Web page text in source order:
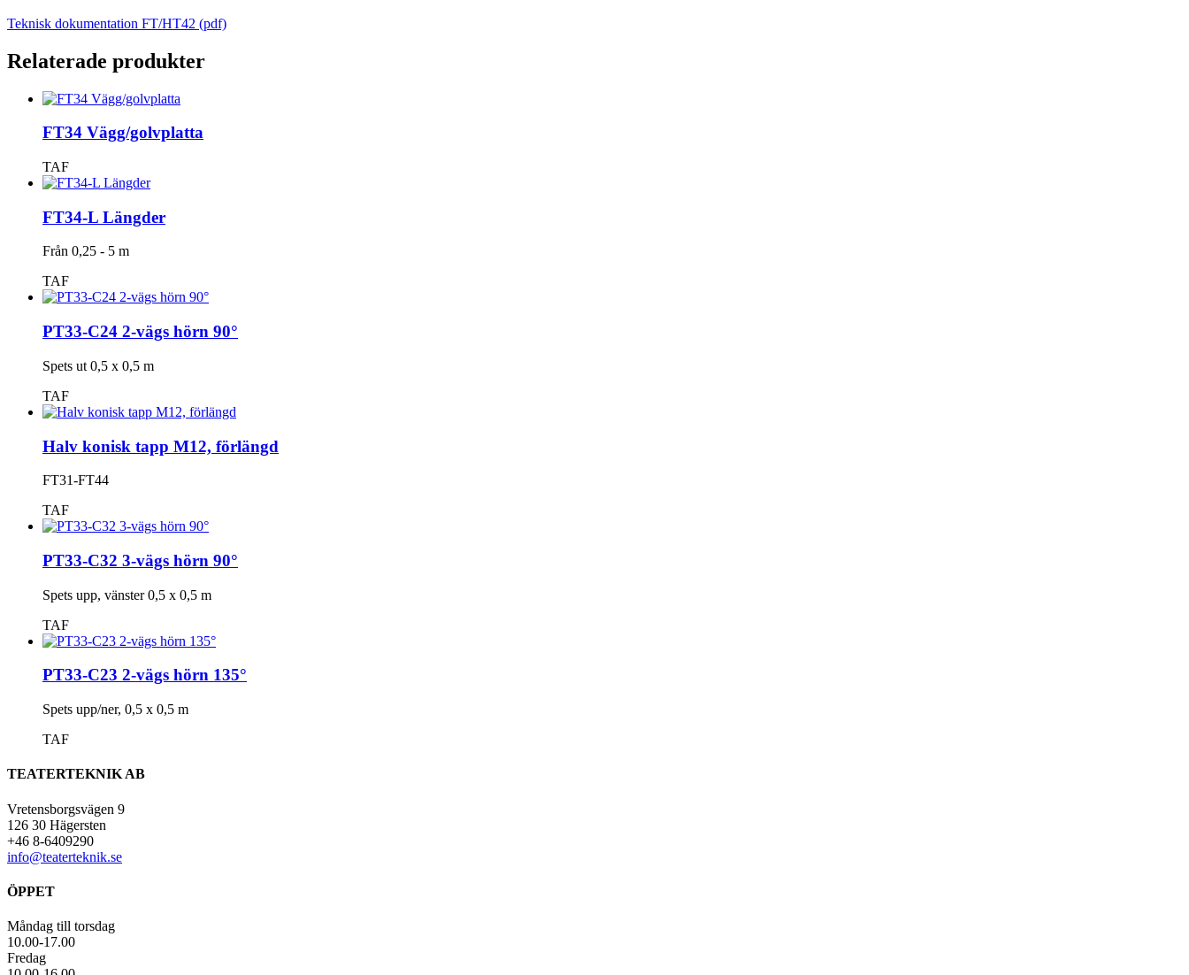
Teknisk dokumentation FT/HT42 (pdf)
Relaterade produkter
FT34 Vägg/golvplatta
TAF
FT34-L Längder
Från 0,25 - 5 m
TAF
PT33-C24 2-vägs hörn 90°
Spets ut 0,5 x 0,5 m
TAF
Halv konisk tapp M12, förlängd
FT31-FT44
TAF
PT33-C32 3-vägs hörn 90°
Spets upp, vänster 0,5 x 0,5 m
TAF
PT33-C23 2-vägs hörn 135°
Spets upp/ner, 0,5 x 0,5 m
TAF
TEATERTEKNIK AB
Vretensborgsvägen 9
126 30 Hägersten
+46 8-6409290
info@teaterteknik.se
ÖPPET
Måndag till torsdag
10.00-17.00
Fredag